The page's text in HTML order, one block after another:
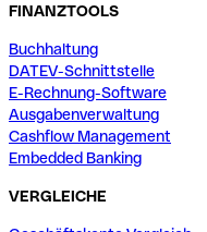
FINANZTOOLS
Buchhaltung
DATEV-Schnittstelle
E-Rechnung-Software
Ausgabenverwaltung
Cashflow Management
Embedded Banking
VERGLEICHE